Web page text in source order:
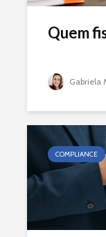
Quem
Gabriela
COMPLIANCE